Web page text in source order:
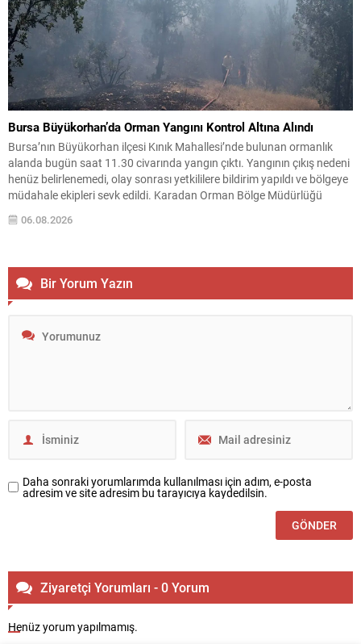
Bursa Büyükorhan’da Orman Yangını Kontrol Altına Alındı
Bursa’nın Büyükorhan ilçesi Kınık Mahallesi’nde bulunan ormanlık
alanda bugün saat 11.30 civarında yangın çıktı. Yangının çıkış nedeni
henüz belirlenemedi, olay sonrası yetkililere bildirim yapıldı ve bölgeye
müdahale ekipleri sevk edildi. Karadan Orman Bölge Müdürlüğü
ekipleri ve itfaiye araçlarıyla yapılan ilk müdahaleye, havadan bir
helikopter desteği eklendi. Ekipler, havadan ve karadan...
06.08.2026
Bir Yorum Yazın
Daha sonraki yorumlarımda kullanılması için adım, e-posta
adresim ve site adresim bu tarayıcıya kaydedilsin.
Ziyaretçi Yorumları - 0 Yorum
Henüz yorum yapılmamış.